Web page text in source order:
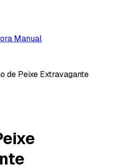
Manual
de Peixe Extravagante